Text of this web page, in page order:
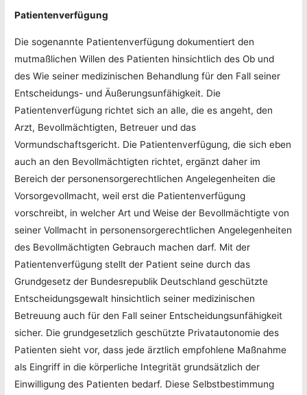
Patientenverfügung
Die sogenannte Patientenverfügung dokumentiert den
mutmaßlichen Willen des Patienten hinsichtlich des Ob und
des Wie seiner medizinischen Behandlung für den Fall seiner
Entscheidungs- und Äußerungsunfähigkeit. Die
Patientenverfügung richtet sich an alle, die es angeht, den
Arzt, Bevollmächtigten, Betreuer und das
Vormundschaftsgericht. Die Patientenverfügung, die sich eben
auch an den Bevollmächtigten richtet, ergänzt daher im
Bereich der personensorgerechtlichen Angelegenheiten die
Vorsorgevollmacht, weil erst die Patientenverfügung
vorschreibt, in welcher Art und Weise der Bevollmächtigte von
seiner Vollmacht in personensorgerechtlichen Angelegenheiten
des Bevollmächtigten Gebrauch machen darf. Mit der
Patientenverfügung stellt der Patient seine durch das
Grundgesetz der Bundesrepublik Deutschland geschützte
Entscheidungsgewalt hinsichtlich seiner medizinischen
Betreuung auch für den Fall seiner Entscheidungsunfähigkeit
sicher. Die grundgesetzlich geschützte Privatautonomie des
Patienten sieht vor, dass jede ärztlich empfohlene Maßnahme
als Eingriff in die körperliche Integrität grundsätzlich der
Einwilligung des Patienten bedarf. Diese Selbstbestimmung